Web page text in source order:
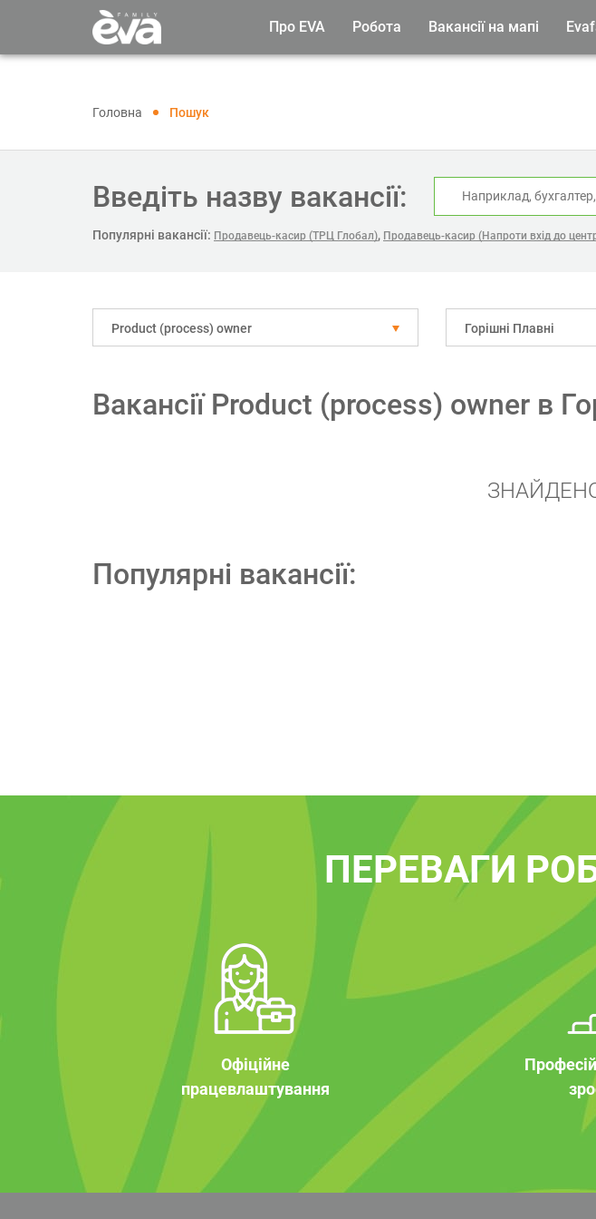
Про EVA Робота Вакансії на мапі
Головна Пошук
Введіть назву вакансії:
Популярні вакансії: Продавець-касир (ТРЦ Глобал), Продавець-касир (Напроти вхід до
Рroduct (process) owner Горішні Плавні
Вакансії Рroduct (process) owner в
Популярні вакансії:
ПЕРЕВАГИ
Офіційне
працевлаштування